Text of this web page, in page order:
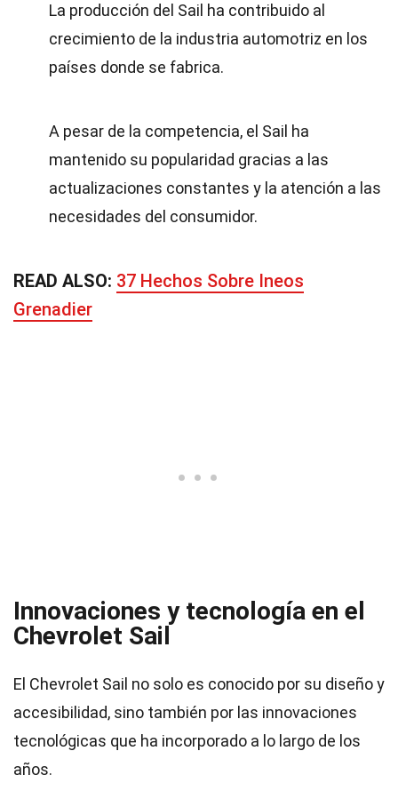
La producción del Sail ha contribuido al
crecimiento de la industria automotriz en los
países donde se fabrica.
A pesar de la competencia, el Sail ha
mantenido su popularidad gracias a las
actualizaciones constantes y la atención a las
necesidades del consumidor.
READ ALSO: 37 Hechos Sobre Ineos
Grenadier
Innovaciones y tecnología en el
Chevrolet Sail
El Chevrolet Sail no solo es conocido por su diseño y
accesibilidad, sino también por las innovaciones
tecnológicas que ha incorporado a lo largo de los
años.